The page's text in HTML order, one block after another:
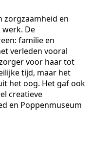
zorgzaamheid en
De
familie en
verleden vooral
voor haar tot
tijd, maar het
het oog. Het gaf ook
creatieve
en Poppenmuseum